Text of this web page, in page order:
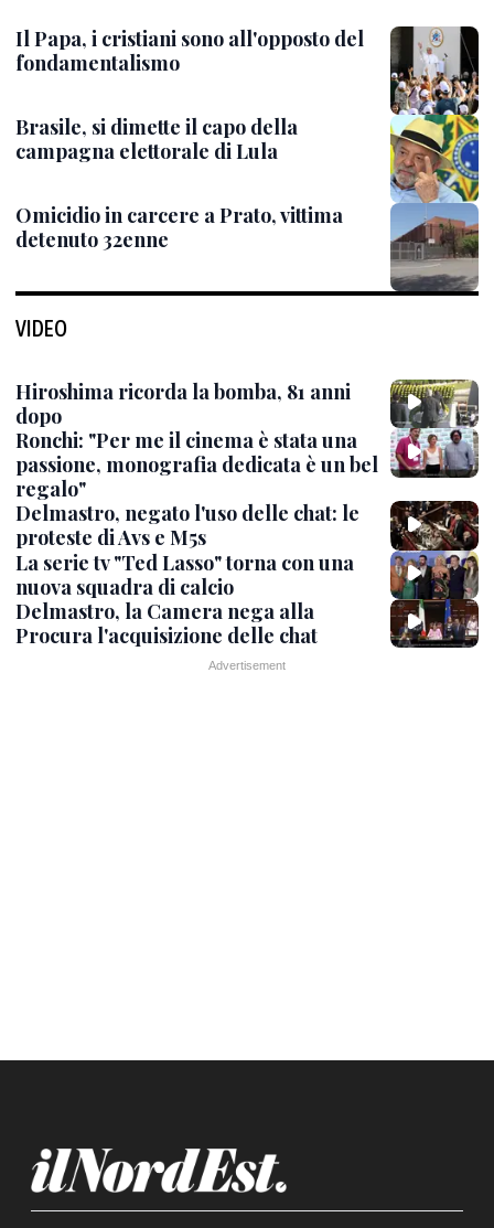
Il Papa, i cristiani sono all'opposto del
fondamentalismo
Brasile, si dimette il capo della
campagna elettorale di Lula
Omicidio in carcere a Prato, vittima
detenuto 32enne
VIDEO
Hiroshima ricorda la bomba, 81 anni
dopo
Ronchi: "Per me il cinema è stata una
passione, monografia dedicata è un bel
regalo"
Delmastro, negato l'uso delle chat: le
proteste di Avs e M5s
La serie tv "Ted Lasso" torna con una
nuova squadra di calcio
Delmastro, la Camera nega alla
Procura l'acquisizione delle chat